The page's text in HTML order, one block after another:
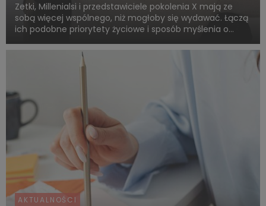
Zetki, Millenialsi i przedstawiciele pokolenia X mają ze
sobą więcej wspólnego, niż mogłoby się wydawać. Łączą
ich podobne priorytety życiowe i sposób myślenia o
dojrzałości życiowej decydują przede wszystkim:
AKTUALNOŚCI